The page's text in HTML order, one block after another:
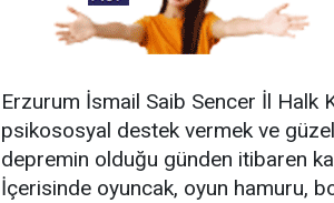
Erzurum İsmail Saib Sencer İl Halk
psikososyal destek vermek ve
depremin olduğu günden itibaren
İçerisinde oyuncak, oyun hamuru,